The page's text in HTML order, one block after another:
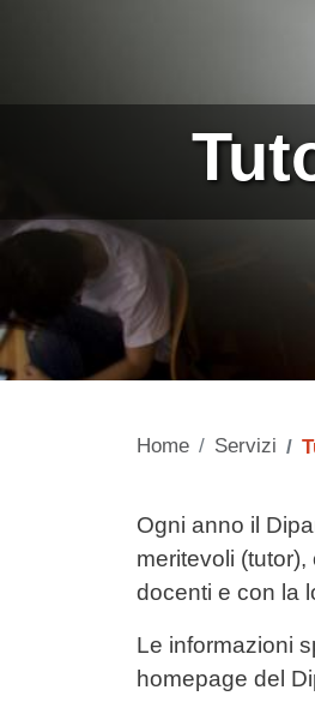
Home Servizi
Contenuto
Ogni anno il
meritevoli
docenti e con la
Le informazioni
homepage del